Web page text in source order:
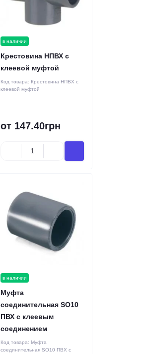
в наличии
Крестовина НПВХ с
клеевой муфтой
Код товара: Крестовина НПВХ с
клеевой муфтой
от 147.40грн
в наличии
Муфта
соединительная SO10
ПВХ с клеевым
соединением
Код товара: Муфта
соединительная SO10 ПВХ с